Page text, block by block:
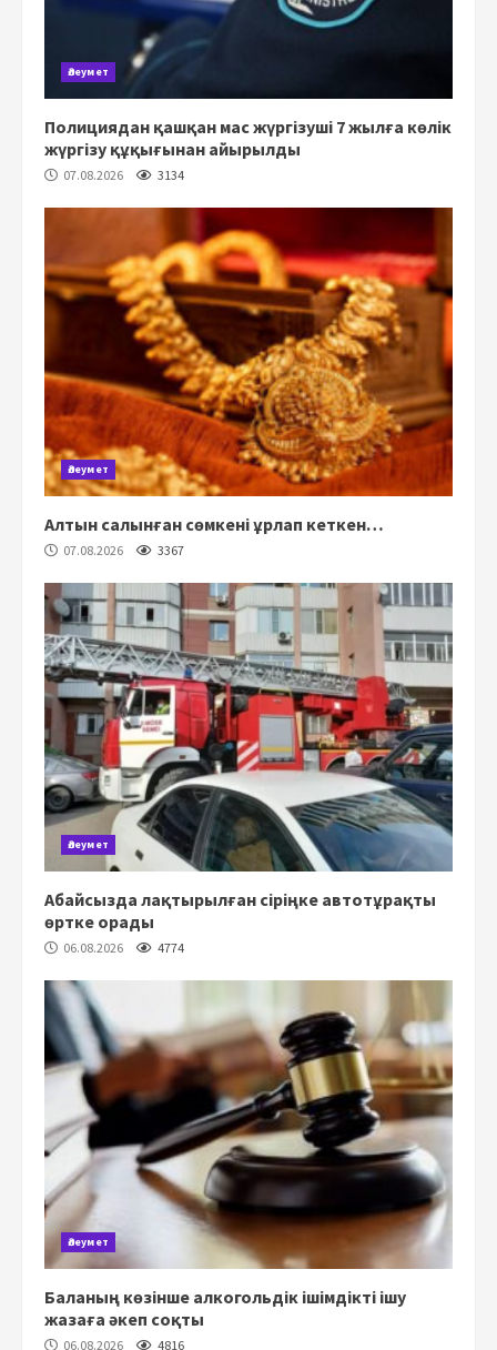
Әлеумет
Полициядан қашқан мас жүргізуші 7 жылға көлік
жүргізу құқығынан айырылды
07.08.2026 3134
Әлеумет
Алтын салынған сөмкені ұрлап кеткен…
07.08.2026 3367
Әлеумет
Абайсызда лақтырылған сіріңке автотұрақты
өртке орады
06.08.2026 4774
Әлеумет
Баланың көзінше алкогольдік ішімдікті ішу
жазаға әкеп соқты
06.08.2026 4816